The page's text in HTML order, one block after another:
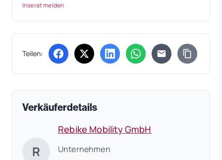
Inserat melden
Teilen: (öffnet in neuem Tab)
(öffnet in neuem Tab)
(öffnet in neuem Tab)
(öffnet in neuem Tab)
Verkäuferdetails
R
Rebike Mobility GmbH
Unternehmen